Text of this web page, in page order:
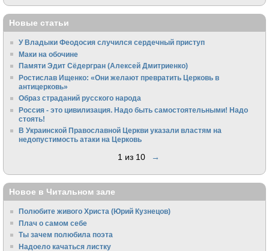
Новые статьи
У Владыки Феодосия случился сердечный приступ
Маки на обочине
Памяти Эдит Сёдергран (Алексей Дмитриенко)
Ростислав Ищенко: «Они желают превратить Церковь в
антицерковь»
Образ страданий русского народа
Россия - это цивилизация. Надо быть самостоятельными! Надо
стоять!
В Украинской Православной Церкви указали властям на
недопустимость атаки на Церковь
1 из 10 →
Новое в Читальном зале
Полюбите живого Христа (Юрий Кузнецов)
Плач о самом себе
Ты зачем полюбила поэта
Надоело качаться листку